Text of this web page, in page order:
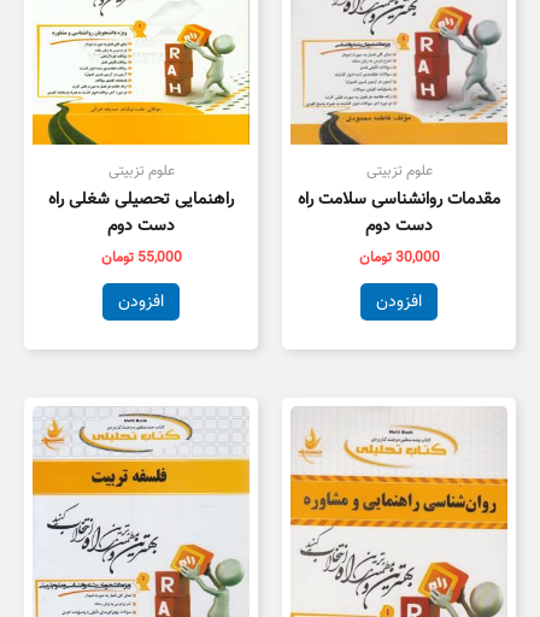
علوم تزبیتی
مقدمات روانشناسی سلامت راه
دست دوم
30,000تومان
افزودن
علوم تزبیتی
راهنمایی تحصیلی شغلی راه
دست دوم
55,000 تومان
افزودن